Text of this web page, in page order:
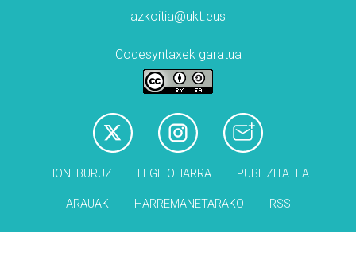
azkoitia@ukt.eus
Codesyntaxek garatua
HONI BURUZ LEGE OHARRA PUBLIZITATEA
ARAUAK HARREMANETARAKO RSS